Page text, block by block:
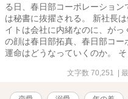
る日、春日部コーポレーショ
は秘書に抜擢される。 新社長
イトは会社に内緒なのに、が
の顔は春日部拓真、春日部コ
運命はどうなっていくのか。
文字数 70,251 |